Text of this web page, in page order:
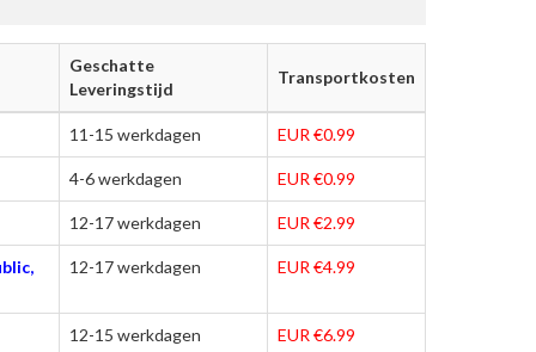
Geschatte
Leveringstijd
Transportkosten
11-15 werkdagen EUR €0.99
4-6 werkdagen EUR €0.99
12-17 werkdagen EUR €2.99
12-17 werkdagen EUR €4.99
12-15 werkdagen EUR €6.99